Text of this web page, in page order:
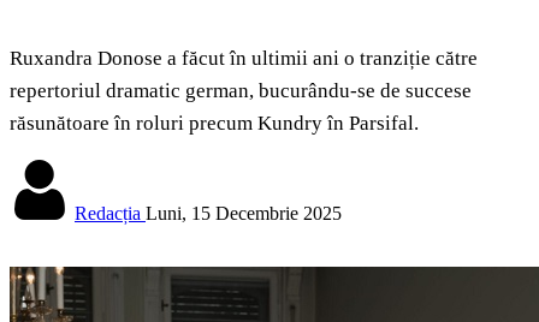
Ruxandra Donose a făcut în ultimii ani o tranziție către
repertoriul dramatic german, bucurându-se de succese
răsunătoare în roluri precum Kundry în Parsifal.
Redacția Luni, 15 Decembrie 2025